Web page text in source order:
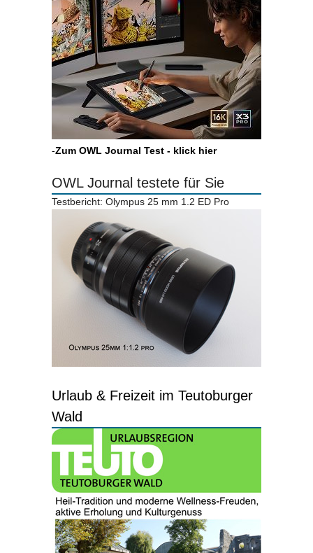
-Zum OWL Journal Test - klick hier
OWL Journal testete für Sie
Testbericht: Olympus 25 mm 1.2 ED Pro
Urlaub & Freizeit im Teutoburger
Wald